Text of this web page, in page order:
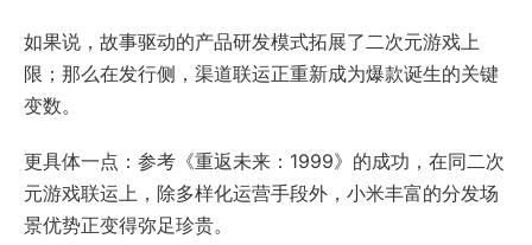
如果说，故事驱动的产品研发模式拓展了二次元游戏上
限；那么在发行侧，渠道联运正重新成为爆款诞生的关键
变数。
更具体一点：参考《重返未来：1999》的成功，在同二次
元游戏联运上，除多样化运营手段外，小米丰富的分发场
景优势正变得弥足珍贵。